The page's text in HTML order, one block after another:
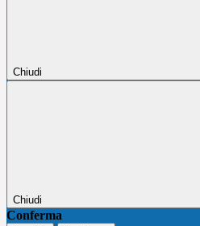
Chiudi
Chiudi
Conferma